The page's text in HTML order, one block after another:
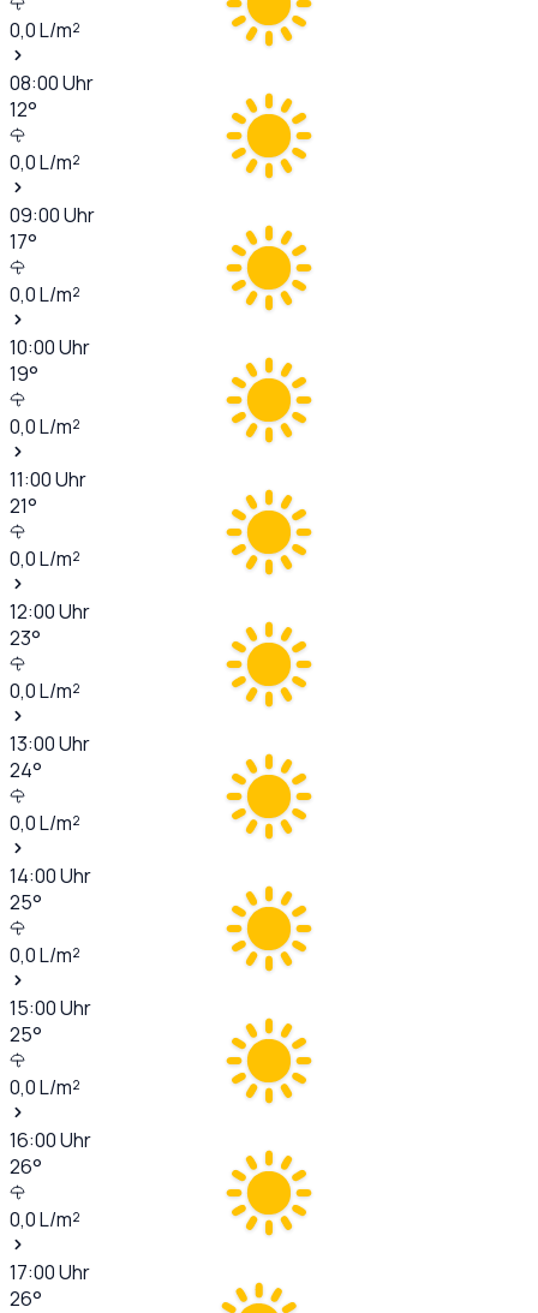
0,0L/m²
08:00Uhr
12°
0,0L/m²
09:00Uhr
17°
0,0L/m²
10:00Uhr
19°
0,0L/m²
11:00Uhr
21°
0,0L/m²
12:00Uhr
23°
0,0L/m²
13:00Uhr
24°
0,0L/m²
14:00Uhr
25°
0,0L/m²
15:00Uhr
25°
0,0L/m²
16:00Uhr
26°
0,0L/m²
17:00Uhr
26°